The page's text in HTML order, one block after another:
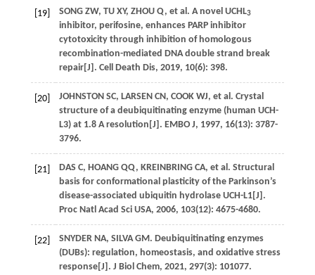
[19] SONG ZW, TU XY, ZHOU Q, et al . A novel UCHL3
inhibitor, perifosine, enhances PARP inhibitor
cytotoxicity through inhibition of homologous
recombination-mediated DNA double strand break
repair[J]. Cell Death Dis, 2019, 10(6): 398.
[20] JOHNSTON SC, LARSEN CN, COOK WJ, et al . Crystal
structure of a deubiquitinating enzyme (human UCH-
L3) at 1.8 A resolution[J]. EMBO J, 1997, 16(13): 3787-
3796.
[21] DAS C, HOANG QQ, KREINBRING CA, et al . Structural
basis for conformational plasticity of the Parkinson’s
disease-associated ubiquitin hydrolase UCH-L1[J].
Proc Natl Acad Sci USA, 2006, 103(12): 4675-4680.
[22] SNYDER NA, SILVA GM. Deubiquitinating enzymes
(DUBs): regulation, homeostasis, and oxidative stress
response[J]. J Biol Chem, 2021, 297(3): 101077.